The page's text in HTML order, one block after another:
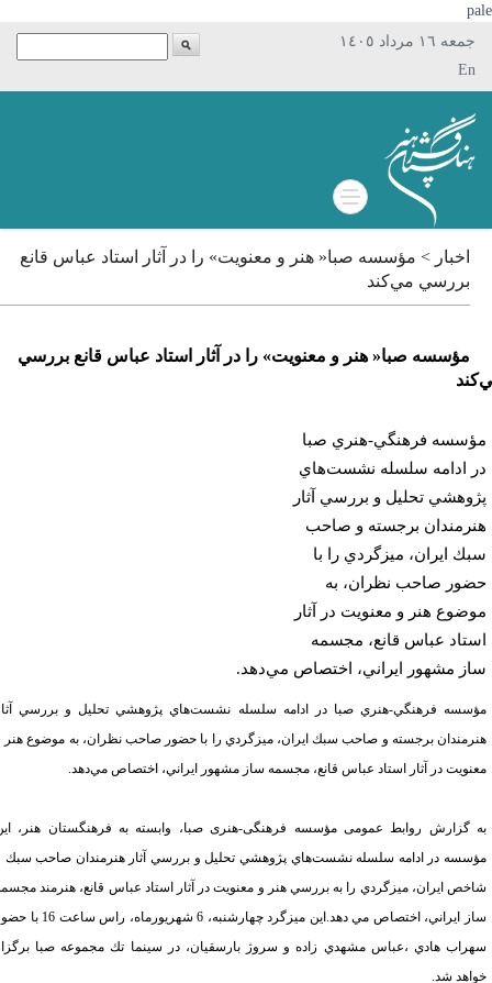
جمعه ١٦ مرداد ١٤٠٥
En
اخبار > مؤسسه صبا« هنر و معنويت» را در آثار استاد عباس قانع
بررسي مي‌كند
مؤسسه صبا« هنر و معنويت» را در آثار استاد عباس قانع بررسي
فرهنگي-هنري صبا
ادامه سلسله نشست‌هاي
تحليل و بررسي آثار
برجسته و صاحب
ايران، ميزگردي را با
صاحب نظران، به
هنر و معنويت در آثار
عباس قانع، مجسمه
مشهور ايراني، اختصاص مي‌دهد.
فرهنگي-هنري صبا در ادامه سلسله نشست‌هاي پژوهشي تحليل و بررسي آثار
برجسته و صاحب سبك ايران، ميزگردي را با حضور صاحب نظران، به موضوع هنر و
در آثار استاد عباس قانع، مجسمه ساز مشهور ايراني، اختصاص مي‌دهد.
گزارش روابط عمومی مؤسسه فرهنگی-هنری صبا، وابسته به فرهنگستان هنر، اين
در ادامه سلسله نشست‌هاي پژوهشي تحليل و بررسي آثار هنرمندان صاحب سبك و
ايران، ميزگردي را به بررسي هنر و معنويت در آثار استاد عباس قانع، هنرمند مجسمه
ساز ايراني، اختصاص مي دهد.اين ميزگرد چهارشنبه، 6 شهريورماه، راس ساعت 16 با حضور
هادي ،عباس مشهدي زاده و سروژ بارسقيان، در سينما تك مجموعه صبا برگزار
شد.